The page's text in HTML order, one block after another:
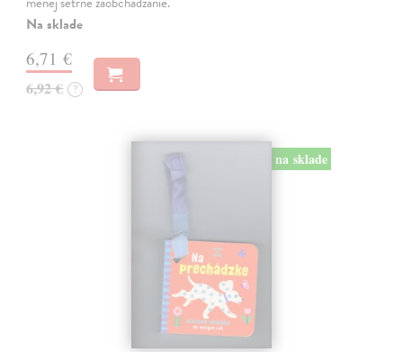
Na sklade
6,71 €
6,92 € ?
na sklade